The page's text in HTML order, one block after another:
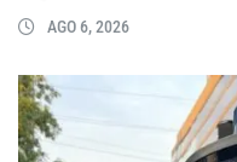
AGO 6, 2026